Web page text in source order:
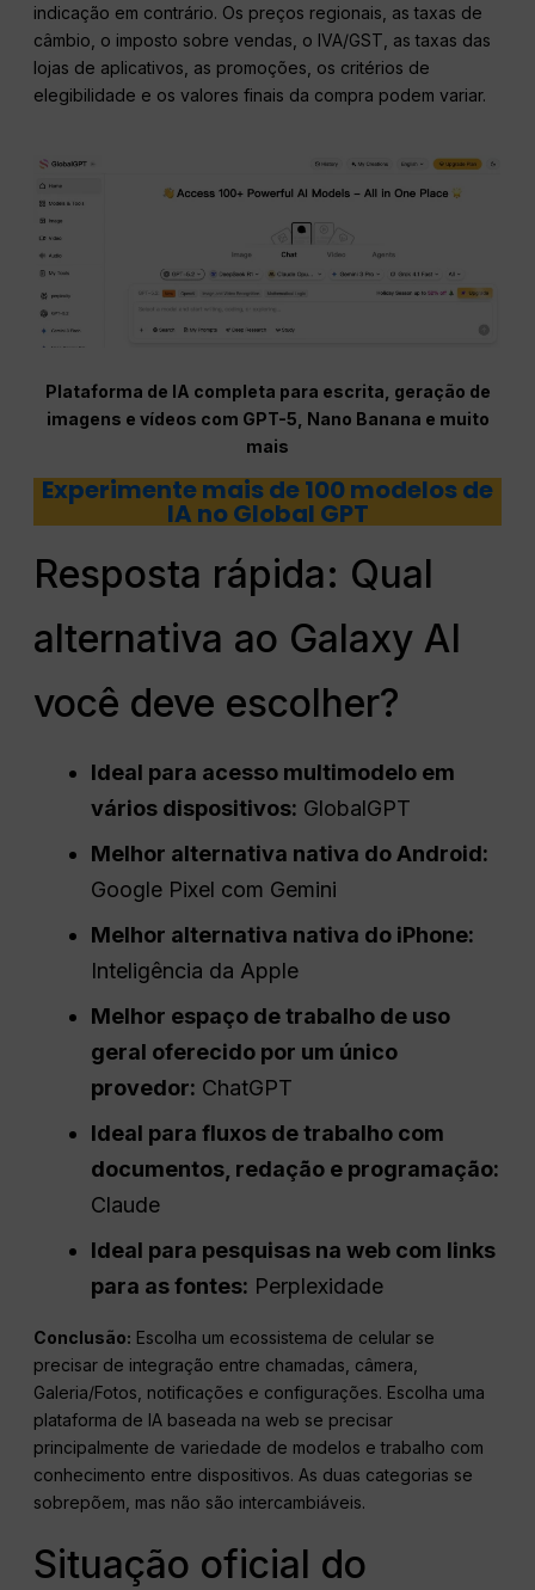
indicação em contrário. Os preços regionais, as taxas de
câmbio, o imposto sobre vendas, o IVA/GST, as taxas das
lojas de aplicativos, as promoções, os critérios de
elegibilidade e os valores finais da compra podem variar.
Plataforma de IA completa para escrita, geração de
imagens e vídeos com GPT-5, Nano Banana e muito
mais
Experimente mais de 100 modelos de
IA no Global GPT
Resposta rápida: Qual
alternativa ao Galaxy AI
você deve escolher?
Ideal para acesso multimodelo em
vários dispositivos: GlobalGPT
Melhor alternativa nativa do Android:
Google Pixel com Gemini
Melhor alternativa nativa do iPhone:
Inteligência da Apple
Melhor espaço de trabalho de uso
geral oferecido por um único
provedor: ChatGPT
Ideal para fluxos de trabalho com
documentos, redação e programação:
Claude
Ideal para pesquisas na web com links
para as fontes: Perplexidade
Conclusão: Escolha um ecossistema de celular se
precisar de integração entre chamadas, câmera,
Galeria/Fotos, notificações e configurações. Escolha uma
plataforma de IA baseada na web se precisar
principalmente de variedade de modelos e trabalho com
conhecimento entre dispositivos. As duas categorias se
sobrepõem, mas não são intercambiáveis.
Situação oficial do